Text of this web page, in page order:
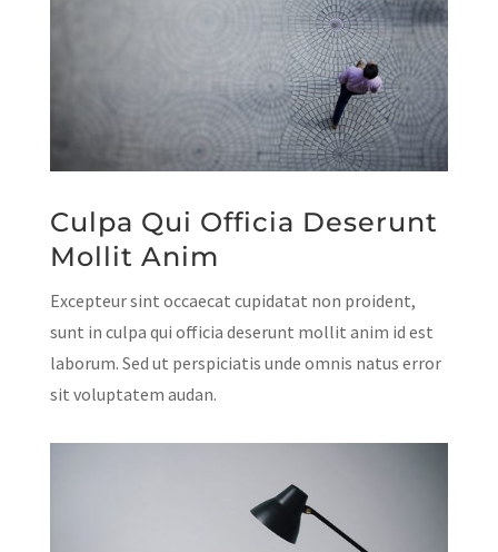
Culpa Qui Officia Deserunt
Mollit Anim
Excepteur sint occaecat cupidatat non proident,
sunt in culpa qui officia deserunt mollit anim id est
laborum. Sed ut perspiciatis unde omnis natus error
sit voluptatem audan.